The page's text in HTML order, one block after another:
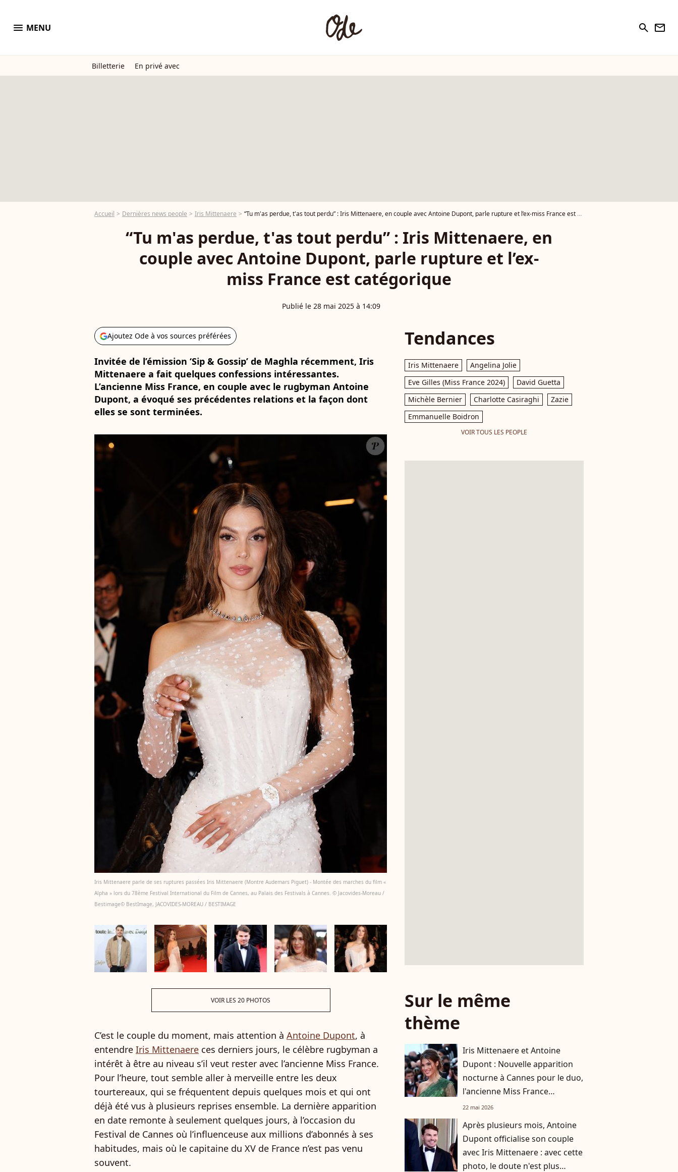
menu MENU search newsletter
Billetterie En privé avec
Accueil Dernières news people Iris Mittenaere “Tu m'as perdue, t'as tout perdu” : Iris Mittenaere, en couple avec Antoine Dupont, parle rupture et l’ex-miss France est catégorique
“Tu m'as perdue, t'as tout perdu” : Iris Mittenaere, en
couple avec Antoine Dupont, parle rupture et l’ex-
miss France est catégorique
Publié le 28 mai 2025 à 14:09
Ajoutez Ode à vos sources préférées
Invitée de l’émission ‘Sip & Gossip’ de Maghla récemment, Iris
Mittenaere a fait quelques confessions intéressantes.
L’ancienne Miss France, en couple avec le rugbyman Antoine
Dupont, a évoqué ses précédentes relations et la façon dont
elles se sont terminées.
Iris Mittenaere parle de ses ruptures passées Iris Mittenaere (Montre Audemars Piguet) - Montée des marches du film «
Alpha » lors du 78ème Festival International du Film de Cannes, au Palais des Festivals à Cannes. © Jacovides-Moreau /
Bestimage© BestImage, JACOVIDES-MOREAU / BESTIMAGE
VOIR LES 20 PHOTOS
C’est le couple du moment, mais attention à Antoine Dupont, à
entendre Iris Mittenaere ces derniers jours, le célèbre rugbyman a
intérêt à être au niveau s’il veut rester avec l’ancienne Miss France.
Pour l’heure, tout semble aller à merveille entre les deux
tourtereaux, qui se fréquentent depuis quelques mois et qui ont
déjà été vus à plusieurs reprises ensemble. La dernière apparition
en date remonte à seulement quelques jours, à l’occasion du
Festival de Cannes où l’influenceuse aux millions d’abonnés à ses
habitudes, mais où le capitaine du XV de France n’est pas venu
souvent.
Tendances
Iris Mittenaere
Angelina Jolie
Eve Gilles (Miss France 2024)
David Guetta
Michèle Bernier
Charlotte Casiraghi
Zazie
Emmanuelle Boidron
VOIR TOUS LES PEOPLE
Sur le même
thème
Iris Mittenaere et Antoine
Dupont : Nouvelle apparition
nocturne à Cannes pour le duo,
l'ancienne Miss France
rayonnante en vert
22 mai 2026
Après plusieurs mois, Antoine
Dupont officialise son couple
avec Iris Mittenaere : avec cette
photo, le doute n'est plus